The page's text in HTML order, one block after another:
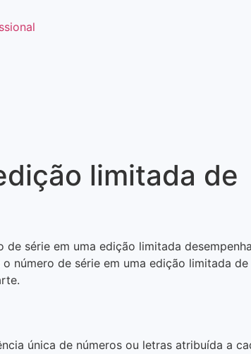
limitada de
série em uma edição limitada
número de série em uma edição limitada
única de números ou letras atribuída a